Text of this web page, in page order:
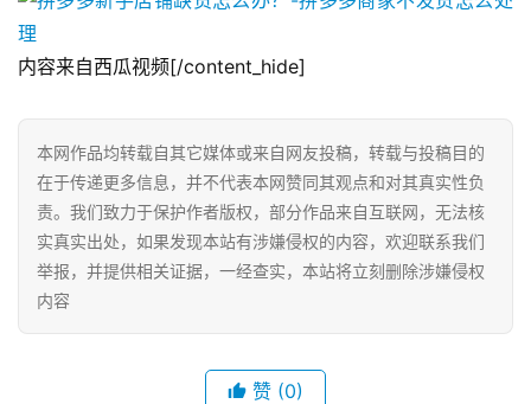
内容来自西瓜视频[/content_hide]
本网作品均转载自其它媒体或来自网友投稿，转载与投稿目的
在于传递更多信息，并不代表本网赞同其观点和对其真实性负
责。我们致力于保护作者版权，部分作品来自互联网，无法核
实真实出处，如果发现本站有涉嫌侵权的内容，欢迎联系我们
举报，并提供相关证据，一经查实，本站将立刻删除涉嫌侵权
内容
赞 (0)